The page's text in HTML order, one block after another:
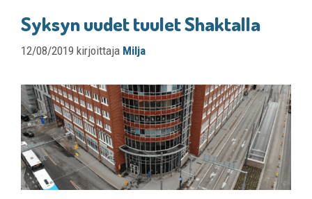
Syksyn uudet tuulet Shaktalla
12/08/2019 kirjoittaja Milja